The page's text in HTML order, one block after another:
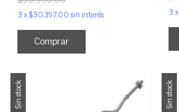
3 x$30.397,00 sin interés 3 x
Sin stock Sin stock